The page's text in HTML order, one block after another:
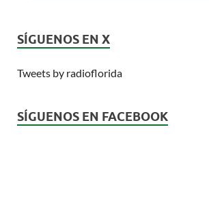
SÍGUENOS EN X
Tweets by radioflorida
SÍGUENOS EN FACEBOOK